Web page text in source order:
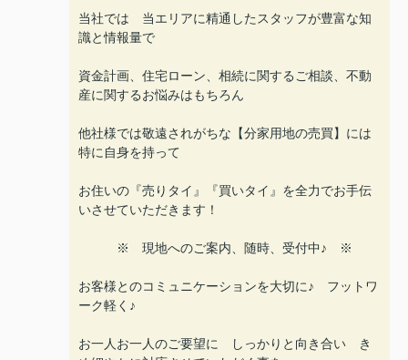
当社では 当エリアに精通したスタッフが豊富な知
識と情報量で
資金計画、住宅ローン、相続に関するご相談、不動
産に関するお悩みはもちろん
他社様では敬遠されがちな【分家用地の売買】には
特に自身を持って
お住いの『売りタイ』『買いタイ』を全力でお手伝
いさせていただきます！
※ 現地へのご案内、随時、受付中♪ ※
お客様とのコミュニケーションを大切に♪ フットワ
ーク軽く♪
お一人お一人のご要望に しっかりと向き合い き